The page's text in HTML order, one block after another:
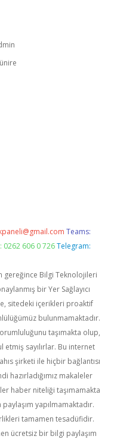
Teams:
0262 606 0 726 Telegram:
gereğince Bilgi Teknolojileri
bir Yer Sağlayıcı
sitedeki içerikleri proaktif
bulunmamaktadır.
taşımakta olup,
sayılırlar. Bu internet
şirketi ile hiçbir bağlantısı
hazırladığımız makaleler
haber niteliği taşımamakta
yapılmamaktadır.
tamamen tesadüfidir.
ücretsiz bir bilgi paylaşım